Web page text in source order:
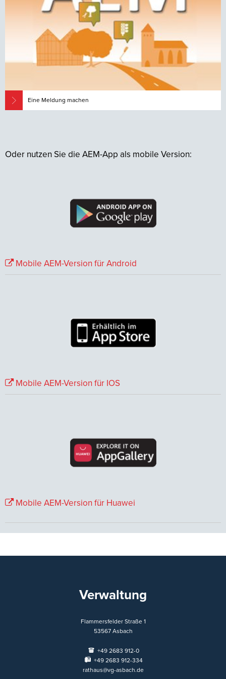
Eine Meldung machen
Oder nutzen Sie die AEM-App als mobile Version:
Mobile AEM-Version für Android
Mobile AEM-Version für IOS
Mobile AEM-Version für Huawei
Verwaltung
Flammersfelder Straße 1
53567 Asbach
+49 2683 912-0
+49 2683 912-334
rathaus@vg-asbach.de